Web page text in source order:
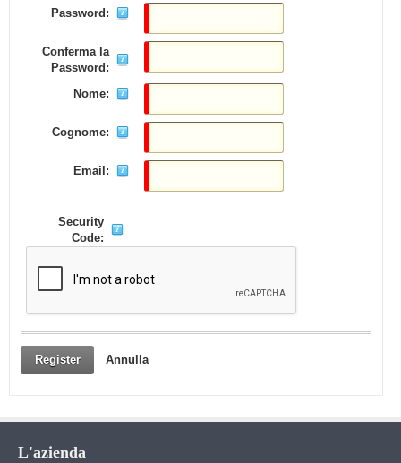
Password:
Conferma la
Password:
Nome:
Cognome:
Email:
Security
Code:
Register Annulla
L'azienda